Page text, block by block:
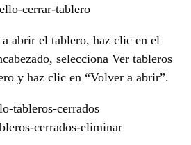
abrir el tablero, haz clic en el
selecciona Ver tableros
y haz clic en “Volver a abrir”.